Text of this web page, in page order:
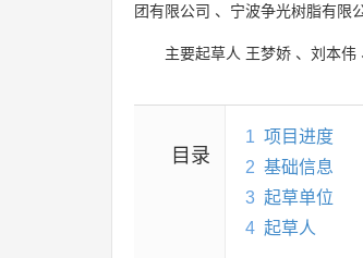
团有限公司 、 宁波争光树脂有限
主要起草人 王梦娇 、 刘本伟
目录
1 项目进度
2 基础信息
3 起草单位
4 起草人